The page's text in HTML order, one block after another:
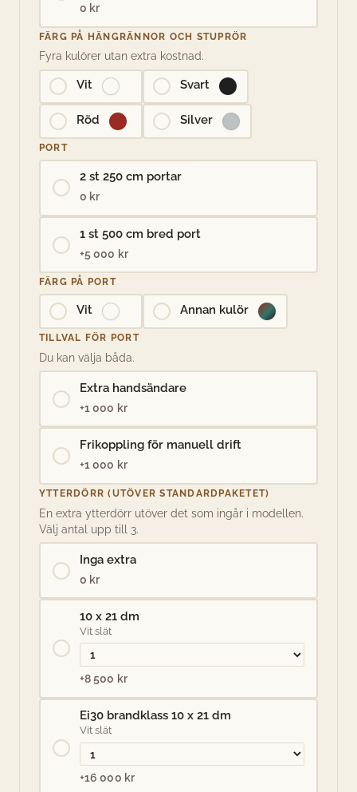
0 kr
FÄRG PÅ HÄNGRÄNNOR OCH STUPRÖR
Fyra kulörer utan extra kostnad.
Vit Svart
Röd Silver
PORT
2 st 250 cm portar
0 kr
1 st 500 cm bred port
+5 000 kr
FÄRG PÅ PORT
Vit Annan kulör
TILLVAL FÖR PORT
Du kan välja båda.
Extra handsändare
+1 000 kr
Frikoppling för manuell drift
+1 000 kr
YTTERDÖRR (UTÖVER STANDARDPAKETET)
En extra ytterdörr utöver det som ingår i modellen.
Välj antal upp till 3.
Inga extra
0 kr
10 x 21 dm
Vit slät
+8 500 kr
Ei30 brandklass 10 x 21 dm
Vit slät
+16 000 kr